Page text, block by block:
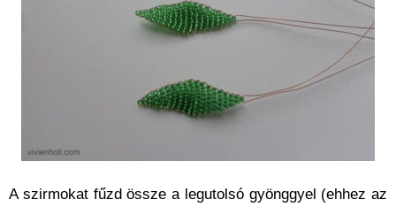
A szirmokat fűzd össze a legutolsó gyönggyel (ehhez az